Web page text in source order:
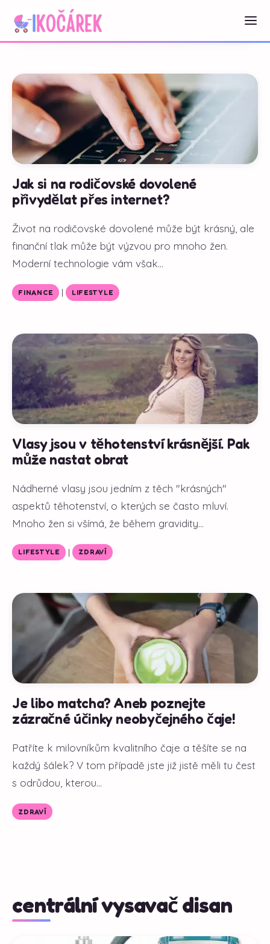
Jak si na rodičovské dovolené
přivydělat přes internet?
Život na rodičovské dovolené může být krásný, ale
finanční tlak může být výzvou pro mnoho žen.
Moderní technologie vám však...
FINANCE | LIFESTYLE
Vlasy jsou v těhotenství krásnější. Pak
může nastat obrat
Nádherné vlasy jsou jedním z těch "krásných"
aspektů těhotenství, o kterých se často mluví.
Mnoho žen si všímá, že během gravidity...
LIFESTYLE | ZDRAVÍ
Je libo matcha? Aneb poznejte
zázračné účinky neobyčejného čaje!
Patříte k milovníkům kvalitního čaje a těšíte se na
každý šálek? V tom případě jste již jistě měli tu čest
s odrůdou, kterou...
ZDRAVÍ
centrální vysavač disan